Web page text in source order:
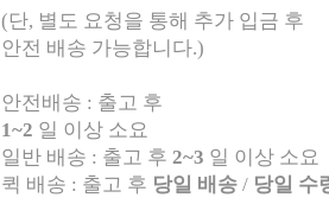
(단, 별도 요청을 통해 추가 입금 후
안전 배송 가능합니다.)
안전배송 : 출고 후
1~2 일 이상 소요
일반 배송 : 출고 후 2~3 일 이상 소요
퀵 배송 : 출고 후 당일 배송 / 당일 수